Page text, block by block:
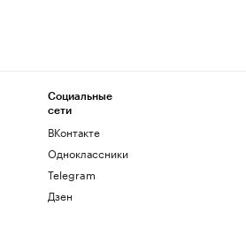
Социальные
сети
ВКонтакте
Одноклассники
Telegram
Дзен